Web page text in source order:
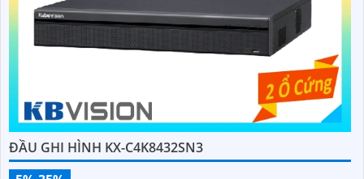
5%-35%
6,990,000 ₫
Với KX‑CAi4K8116EN2, bạn không chỉ sở hữu một đầu ghi hình
– bạn đang sở hữu một trợ lý an ninh thông minh, đáng tin
cậy, luôn đồng hành để bảo vệ tài sản và không gian sống của